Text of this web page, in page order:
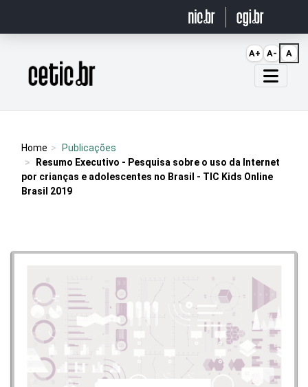
Página inicial
Home
Publicações
Resumo Executivo - Pesquisa sobre o uso da Internet
por crianças e adolescentes no Brasil - TIC Kids Online
Brasil 2019
A+ A- A